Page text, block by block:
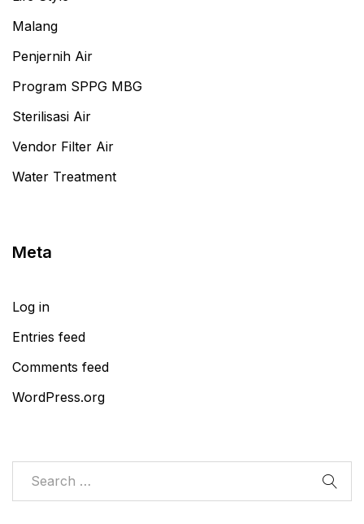
Malang
Penjernih Air
Program SPPG MBG
Sterilisasi Air
Vendor Filter Air
Water Treatment
Meta
Log in
Entries feed
Comments feed
WordPress.org